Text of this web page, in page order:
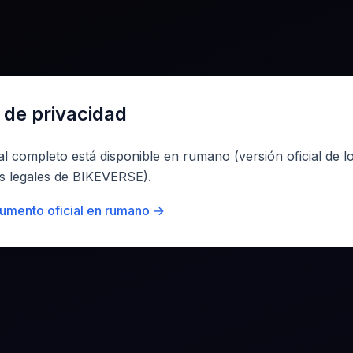
privacidad
completo está disponible en rumano (versión oficial de
legales de BIKEVERSE).
oficial en rumano →